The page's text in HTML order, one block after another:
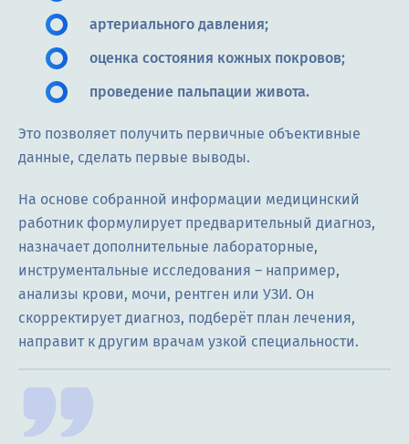
артериального давления;
оценка состояния кожных покровов;
проведение пальпации живота.
Это позволяет получить первичные объективные
данные, сделать первые выводы.
На основе собранной информации медицинский
работник формулирует предварительный диагноз,
назначает дополнительные лабораторные,
инструментальные исследования – например,
анализы крови, мочи, рентген или УЗИ. Он
скорректирует диагноз, подберёт план лечения,
направит к другим врачам узкой специальности.